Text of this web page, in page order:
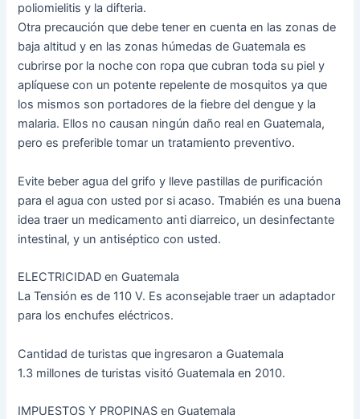
poliomielitis y la difteria.
Otra precaución que debe tener en cuenta en las zonas de
baja altitud y en las zonas húmedas de Guatemala es
cubrirse por la noche con ropa que cubran toda su piel y
aplíquese con un potente repelente de mosquitos ya que
los mismos son portadores de la fiebre del dengue y la
malaria. Ellos no causan ningún daño real en Guatemala,
pero es preferible tomar un tratamiento preventivo.
Evite beber agua del grifo y lleve pastillas de purificación
para el agua con usted por si acaso. Tmabién es una buena
idea traer un medicamento anti diarreico, un desinfectante
intestinal, y un antiséptico con usted.
ELECTRICIDAD en Guatemala
La Tensión es de 110 V. Es aconsejable traer un adaptador
para los enchufes eléctricos.
Cantidad de turistas que ingresaron a Guatemala
1.3 millones de turistas visitó Guatemala en 2010.
IMPUESTOS Y PROPINAS en Guatemala